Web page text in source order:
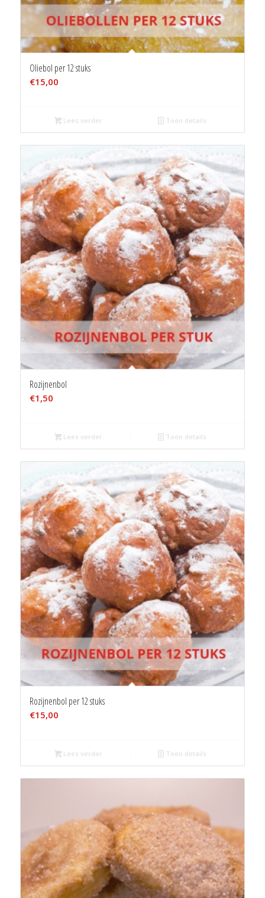
Oliebol per 12 stuks
€15,00
Lees verder Toon details
Rozijnenbol
€1,50
Lees verder Toon details
Rozijnenbol per 12 stuks
€15,00
Lees verder Toon details